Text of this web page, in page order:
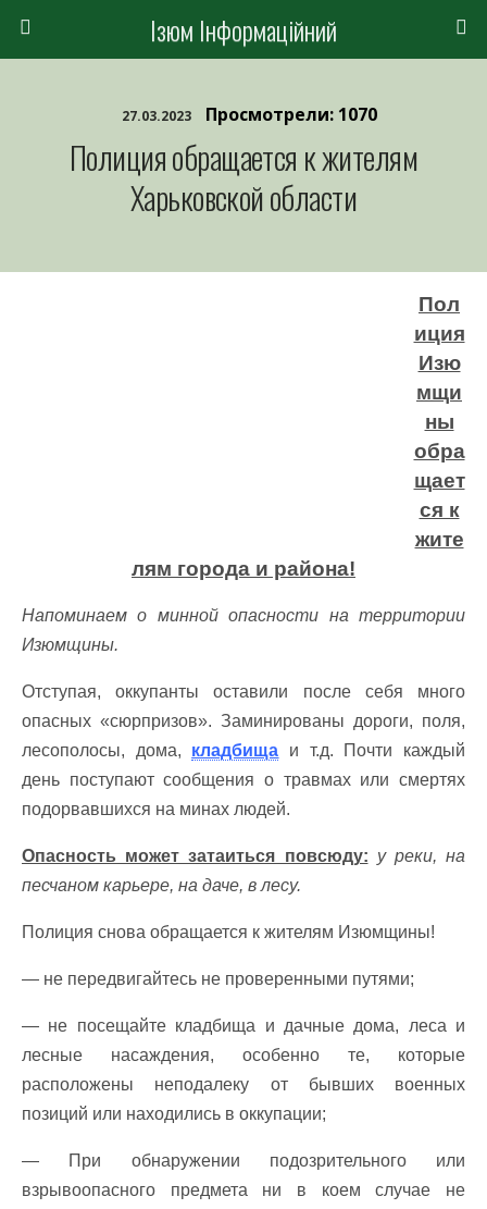
Ізюм Інформаційний
27.03.2023 Просмотрели: 1070
Полиция обращается к жителям
Харьковской области
Пол
иция
Изю
мщи
ны
обра
щает
ся к
жите
лям города и района!
Напоминаем о минной опасности на территории
Изюмщины.
Отступая, оккупанты оставили после себя много
опасных «сюрпризов». Заминированы дороги, поля,
лесополосы, дома, кладбища и т.д. Почти каждый
день поступают сообщения о травмах или смертях
подорвавшихся на минах людей.
Опасность может затаиться повсюду: у реки, на
песчаном карьере, на даче, в лесу.
Полиция снова обращается к жителям Изюмщины!
— не передвигайтесь не проверенными путями;
— не посещайте кладбища и дачные дома, леса и
лесные насаждения, особенно те, которые
расположены неподалеку от бывших военных
позиций или находились в оккупации;
— При обнаружении подозрительного или
взрывоопасного предмета ни в коем случае не